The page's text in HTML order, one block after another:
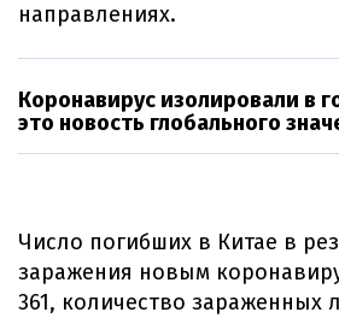
направлениях.
Коронавирус изолировали в
это новость глобального
Число погибших в Китае в
заражения новым
361, количество